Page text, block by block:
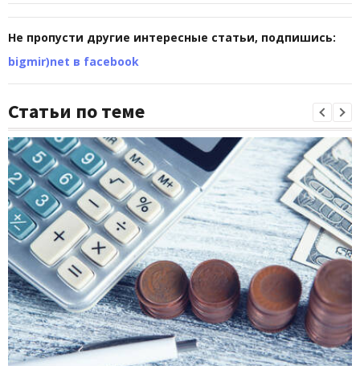
Не пропусти другие интересные статьи, подпишись:
bigmir)net в facebook
Статьи по теме